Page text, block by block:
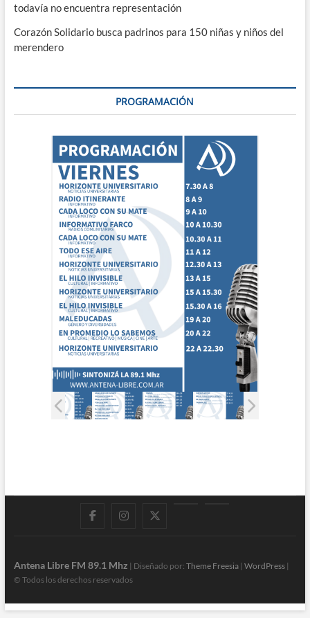
todavía no encuentra representación
Corazón Solidario busca padrinos para 150 niñas y niños del
merendero
PROGRAMACIÓN
FacebookInstagram
Antena Libre FM 89.1 Mhz | Diseñado por: Theme Freesia| WordPress|
© Todos los derechos reservados